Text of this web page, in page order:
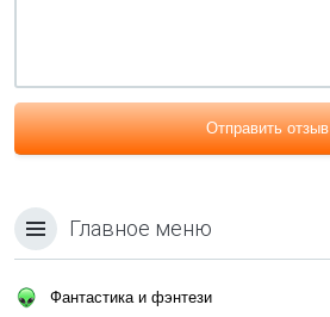
Отправить отзыв
Главное меню
Фантастика и фэнтези